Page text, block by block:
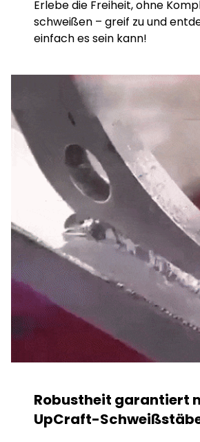
Erlebe die Freiheit, ohne
schweißen – greif zu und
einfach es sein kann!
Robustheit garantiert
UpCraft-